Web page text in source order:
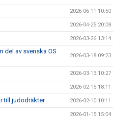
2026-06-11 10:50
2026-04-25 20:08
2026-03-26 13:14
del av svenska OS
2026-03-18 09:23
2026-03-13 10:27
2026-02-15 18:11
till judodräkter. 2026-02-10 10:11
2026-01-15 15:04